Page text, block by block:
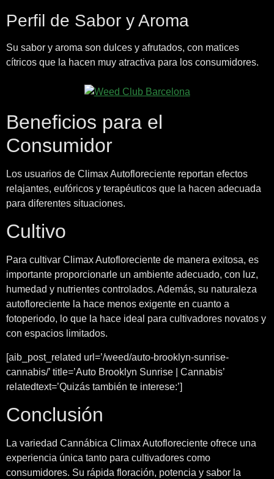
Perfil de Sabor y Aroma
Su sabor y aroma son dulces y afrutados, con matices
cítricos que la hacen muy atractiva para los consumidores.
Beneficios para el
Consumidor
Los usuarios de Climax Autofloreciente reportan efectos
relajantes, eufóricos y terapéuticos que la hacen adecuada
para diferentes situaciones.
Cultivo
Para cultivar Climax Autofloreciente de manera exitosa, es
importante proporcionarle un ambiente adecuado, con luz,
humedad y nutrientes controlados. Además, su naturaleza
autofloreciente la hace menos exigente en cuanto a
fotoperiodo, lo que la hace ideal para cultivadores novatos y
con espacios limitados.
[aib_post_related url=’/weed/auto-brooklyn-sunrise-
cannabis/’ title=’Auto Brooklyn Sunrise | Cannabis’
relatedtext=’Quizás también te interese:’]
Conclusión
La variedad Cannábica Climax Autofloreciente ofrece una
experiencia única tanto para cultivadores como
consumidores. Su rápida floración, potencia y sabor la